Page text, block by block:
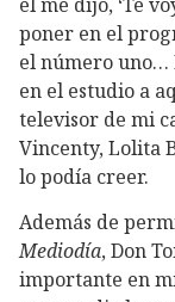
poner en el
el número uno…
en el estudio a
televisor de mi
Vincenty, Lolita
lo podía creer.
Además de
Mediodía, Don
importante en